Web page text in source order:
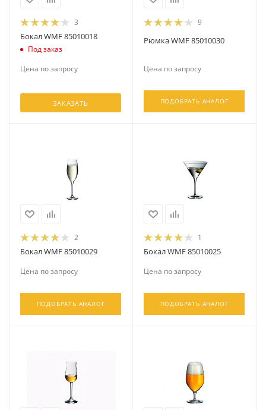
3
Бокал WMF 85010018
Под заказ
Цена по запросу
ЗАКАЗАТЬ
9
Рюмка WMF 85010030
Цена по запросу
ПОДОБРАТЬ АНАЛОГ
2
Бокал WMF 85010029
Цена по запросу
ПОДОБРАТЬ АНАЛОГ
1
Бокал WMF 85010025
Цена по запросу
ПОДОБРАТЬ АНАЛОГ